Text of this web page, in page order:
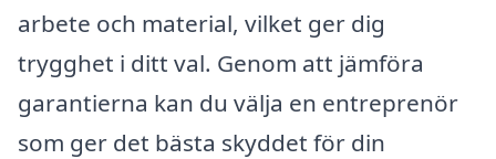
arbete och material, vilket ger dig
trygghet i ditt val. Genom att jämföra
garantierna kan du välja en entreprenör
som ger det bästa skyddet för din